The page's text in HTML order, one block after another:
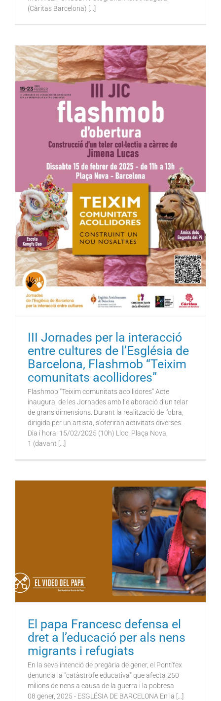
(Càritas Barcelona) [...]
III Jornades per la interacció
entre cultures de l’Església de
Barcelona, Flashmob “Teixim
comunitats acollidores”
Flashmob “Teixim comunitats acollidores” Acte
inaugural de les Jornades amb l’elaboració d’un telar
de grans dimensions. Durant la realització de l’obra,
dirigida per un artista, s’oferiran activitats diverses.
Dia i hora: 15/02/2025 (10h) Lloc: Plaça Nova,
1 (davant [...]
El papa Francesc defensa el
dret a l’educació per als nens
migrants i refugiats
En la seva intenció de pregària de gener, el Pontífex
denuncia la "catàstrofe educativa" que afecta 250
milions de nens a causa de la guerra i la pobresa
08 gener, 2025 - ESGLÉSIA DE BARCELONA En la [...]